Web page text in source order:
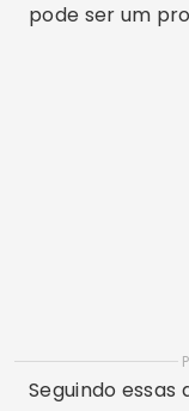
pode ser um
Para facilitar a